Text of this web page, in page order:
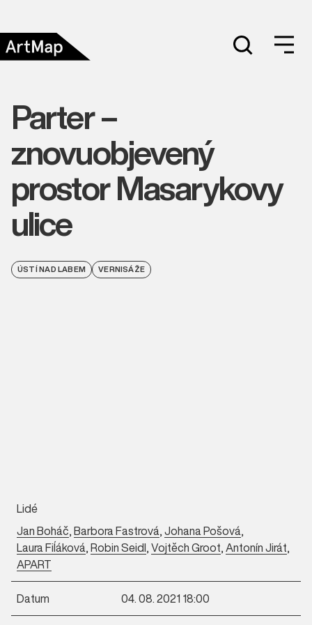
Parter –
znovuobjevený
prostor Masarykovy
ulice
ÚSTÍ NAD LABEM VERNISÁŽE
Lidé
Jan Boháč,Barbora Fastrová,Johana Pošová,
Laura Fiĺáková,Robin Seidl,Vojtěch Groot,Antonín Jirát,
APART
Datum 04. 08. 2021 18:00